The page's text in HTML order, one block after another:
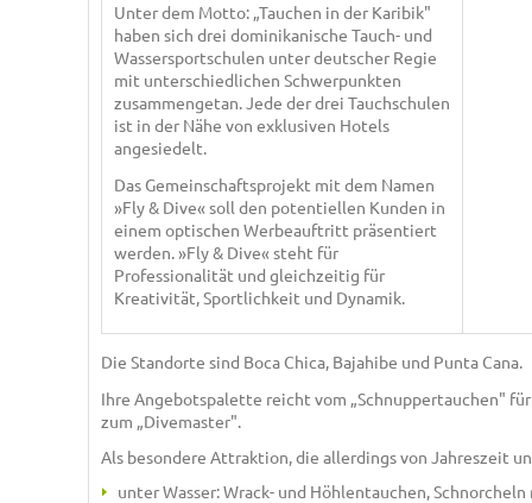
Unter dem Motto: „Tauchen in der Karibik"
haben sich drei dominikanische Tauch- und
Wassersportschulen unter deutscher Regie
mit unterschiedlichen Schwerpunkten
zusammengetan. Jede der drei Tauchschulen
ist in der Nähe von exklusiven Hotels
angesiedelt.
Das Gemeinschaftsprojekt mit dem Namen
»Fly & Dive« soll den potentiellen Kunden in
einem optischen Werbeauftritt präsentiert
werden. »Fly & Dive« steht für
Professionalität und gleichzeitig für
Kreativität, Sportlichkeit und Dynamik.
Die Standorte sind Boca Chica, Bajahibe und Punta Cana.
Ihre Angebotspalette reicht vom „Schnuppertauchen"
zum „Divemaster".
Als besondere Attraktion, die allerdings von Jahreszeit
unter Wasser: Wrack- und Höhlentauchen,